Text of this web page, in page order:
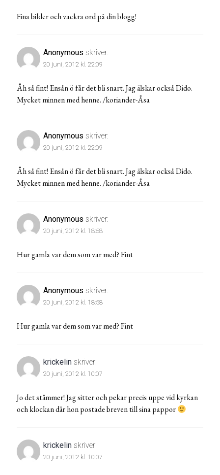
Fina bilder och vackra ord på din blogg!
Anonymous skriver:
20 juni, 2012 kl. 22:09
Åh så fint! Ensån ö får det bli snart. Jag älskar också Dido.
Mycket minnen med henne. /koriander-Åsa
Anonymous skriver:
20 juni, 2012 kl. 22:09
Åh så fint! Ensån ö får det bli snart. Jag älskar också Dido.
Mycket minnen med henne. /koriander-Åsa
Anonymous skriver:
20 juni, 2012 kl. 18:58
Hur gamla var dem som var med? Fint
Anonymous skriver:
20 juni, 2012 kl. 18:58
Hur gamla var dem som var med? Fint
krickelin skriver:
20 juni, 2012 kl. 10:07
Jo det stämmer! Jag sitter och pekar precis uppe vid kyrkan
och klockan där hon postade breven till sina pappor
krickelin skriver:
20 juni, 2012 kl. 10:07